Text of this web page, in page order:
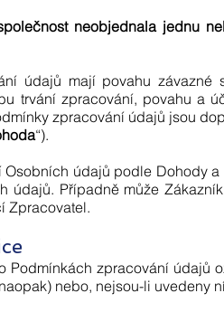
neobjednala jednu
údajů mají povahu
trvání zpracování, povahu a
zpracování údajů jsou
“).
Osobních údajů podle Dohody
údajů. Případně může
Zpracovatel.
Podmínkách zpracování
nebo, nejsou-li uvedeny